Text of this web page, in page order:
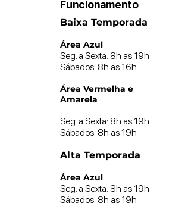
Funcionamento
Baixa Temporada
Área Azul
Seg. a Sexta: 8h as 19h
Sábados: 8h as 16h
Área Vermelha e
Amarela
Seg. a Sexta: 8h as 19h
Sábados: 8h as 19h
Alta Temporada
Área Azul
Seg. a Sexta: 8h as 19h
Sábados: 8h as 19h